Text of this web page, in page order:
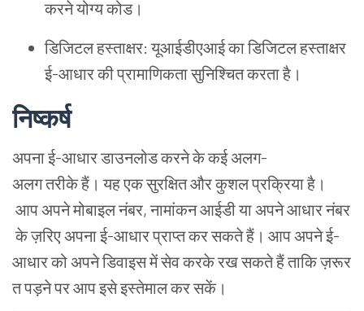
करनेयोग्यकोड।
डिजिटलहस्ताक्षर:यूआईडीएआईकाडिजिटलहस्ताक्षर
ई-आधारकीप्रामाणिकतासुनिश्चितकरताहै ।
निष्कर्ष
अपनाई-आधारडाउनलोडकरनेकेकईअलग-
अलगतरीकेहैं । यहएकसुरक्षितऔरकुशलप्रक्रियाहै ।
आपअपनेमोबाइलनंबर,नामांकनआईडीयाअपनेआधारनंबर
केज़रिएअपनाई-आधारप्राप्तकरसकतेहैं । आपअपनेई-
आधारकोअपनेडिवाइसमेंसेवकरकेरखसकतेहैंताकिज़रूर
तपड़नेपरआपइसेइस्तेमालकरसकें।